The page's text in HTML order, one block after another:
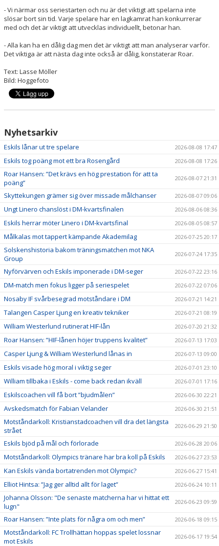
- Vi närmar oss seriestarten och nu är det viktigt att spelarna inte
slösar bort sin tid. Varje spelare har en lagkamrat han konkurrerar
med och det är viktigt att utvecklas individuellt, betonar han.
- Alla kan ha en dålig dag men det är viktigt att man analyserar varför.
Det viktiga är att nästa dag inte också är dålig, konstaterar Roar.
Text: Lasse Möller
Bild: Hoggefoto
Nyhetsarkiv
Eskils lånar ut tre spelare 2026-08-08 17:47
Eskils tog poäng mot ett bra Rosengård 2026-08-08 17:26
Roar Hansen: ”Det krävs en hög prestation för att ta
poäng”
2026-08-07 21:31
Skyttekungen grämer sig över missade målchanser 2026-08-07 09:06
Ungt Linero chanslöst i DM-kvartsfinalen 2026-08-06 08:36
Eskils herrar möter Linero i DM-kvartsfinal 2026-08-05 08:57
Målkalas mot tappert kämpande Akademilag 2026-07-25 20:17
Solskenshistoria bakom träningsmatchen mot NKA
Group
2026-07-24 17:35
Nyförvärven och Eskils imponerade i DM-seger 2026-07-22 23:16
DM-match men fokus ligger på seriespelet 2026-07-22 07:06
Nosaby IF svårbesegrad motståndare i DM 2026-07-21 14:21
Talangen Casper Ljung en kreativ tekniker 2026-07-21 08:19
William Westerlund rutinerat HIF-lån 2026-07-20 21:32
Roar Hansen: ”HIF-lånen höjer truppens kvalitet” 2026-07-13 17:03
Casper Ljung & William Westerlund lånas in 2026-07-13 09:00
Eskils visade hög moral i viktig seger 2026-07-01 23:10
William tillbaka i Eskils - come back redan ikväll 2026-07-01 17:16
Eskilscoachen vill få bort ”bjudmålen” 2026-06-30 22:21
Avskedsmatch för Fabian Velander 2026-06-30 21:51
Motståndarkoll: Kristianstadcoachen vill dra det längsta
strået
2026-06-29 21:50
Eskils bjöd på mål och förlorade 2026-06-28 20:06
Motståndarkoll: Olympics tränare har bra koll på Eskils 2026-06-27 23:53
Kan Eskils vända bortatrenden mot Olympic? 2026-06-27 15:41
Elliot Hintsa: ”Jag ger alltid allt för laget” 2026-06-24 10:11
Johanna Olsson: "De senaste matcherna har vi hittat ett
lugn"
2026-06-23 09:59
Roar Hansen: ”Inte plats för några om och men” 2026-06-18 09:15
Motståndarkoll: FC Trollhättan hoppas spelet lossnar
mot Eskils
2026-06-17 19:54